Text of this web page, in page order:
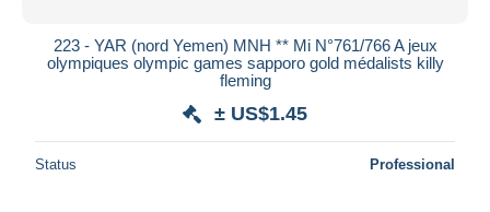
223 - YAR (nord Yemen) MNH ** Mi N°761/766 A jeux
olympiques olympic games sapporo gold médalists killy
fleming
± US$1.45
Status Professional